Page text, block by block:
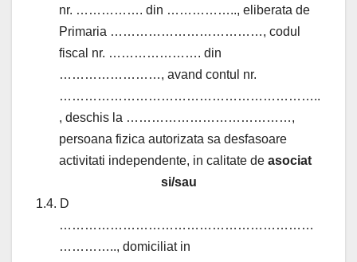
nr. ……………. din …………….., eliberata de
Primaria ………………………………, codul
fiscal nr. …………………. din
……………………, avand contul nr.
……………………………………………………..
, deschis la …………………………………,
persoana fizica autorizata sa desfasoare
activitati independente, in calitate de asociat
si/sau
1.4. D
……………………………………………………
………….., domiciliat in